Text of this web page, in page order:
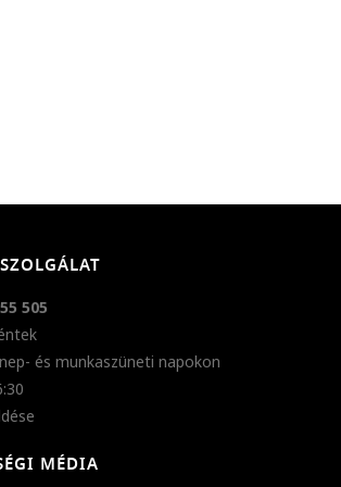
505
és munkaszüneti napokon
MÉDIA